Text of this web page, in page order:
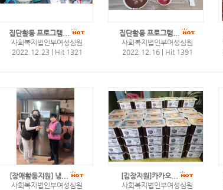
집단활동 프로그램...
사회복지법인부여성심원
2022.12.23
Hit 1321
집단활동 프로그램...
사회복지법인부여성심원
2022.12.16
Hit 1391
[장애활동지원] 냉...
사회복지법인부여성심원
[김장지원]카카오...
사회복지법인부여성심원